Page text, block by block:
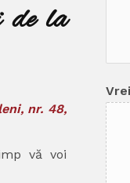
de la
nr. 48,
vă voi